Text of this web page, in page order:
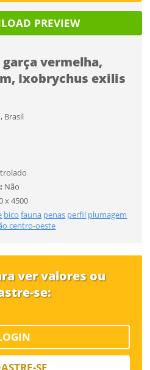
PREVIEW
vermelha,
Ixobrychus exilis
Brasil
Não
x 4500
bico fauna penas perfil plumagem
centro-oeste
ver valores ou
se:
SE
a Pulsar Imagens
de Uso do site
conta?
ENTRAR